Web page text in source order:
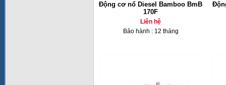
Động cơ nổ Diesel Bamboo BmB
170F
Liên hệ
Bảo hành : 12 tháng